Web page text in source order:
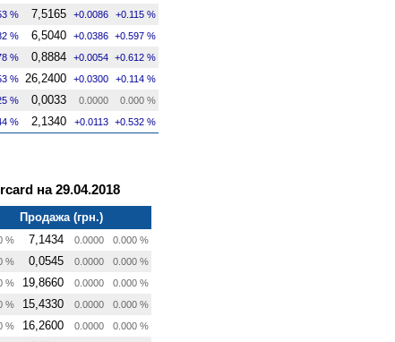
% 7,5165 +0.0086 +0.115 %
% 6,5040 +0.0386 +0.597 %
% 0,8884 +0.0054 +0.612 %
% 26,2400 +0.0300 +0.114 %
% 0,0033 0.0000 0.000 %
% 2,1340 +0.0113 +0.532 %
на 29.04.2018
Продажа (грн.)
% 7,1434 0.0000 0.000 %
% 0,0545 0.0000 0.000 %
% 19,8660 0.0000 0.000 %
% 15,4330 0.0000 0.000 %
% 16,2600 0.0000 0.000 %